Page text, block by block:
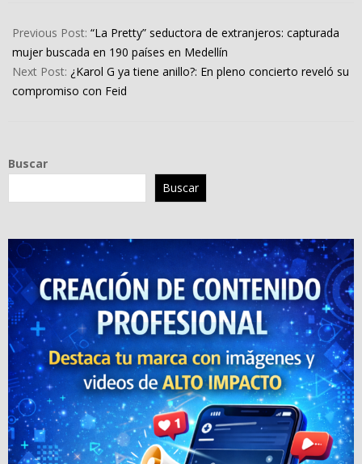
03-
05
Previous Post: “La Pretty” seductora de extranjeros: capturada
mujer buscada en 190 países en Medellín
Next Post: ¿Karol G ya tiene anillo?: En pleno concierto reveló su
compromiso con Feid
Buscar
Buscar